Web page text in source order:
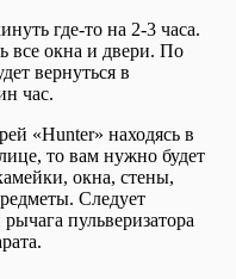
где-то на 2-3 часа.
все окна и двери. По
вернуться в
час.
«Hunter» находясь в
то вам нужно будет
окна, стены,
Следует
пульверизатора